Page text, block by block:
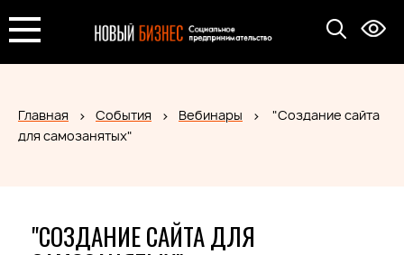
Главная События Вебинары
"Создание сайта
для самозанятых"
"СОЗДАНИЕ САЙТА ДЛЯ